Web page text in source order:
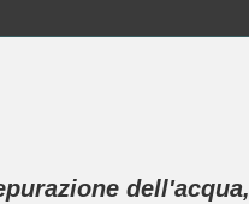
dell'acqua,